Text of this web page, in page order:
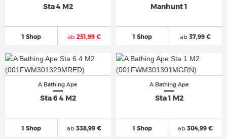
Sta 4 M2
1 Shop ab 251,99 €
Manhunt 1
1 Shop ab 37,99 €
A Bathing Ape
Sta 6 4 M2
1 Shop ab 338,99 €
A Bathing Ape
Sta 1 M2
1 Shop ab 304,99 €